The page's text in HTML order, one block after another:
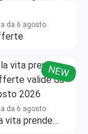
da 6 agosto
NEW
da 6 agosto
vita prende